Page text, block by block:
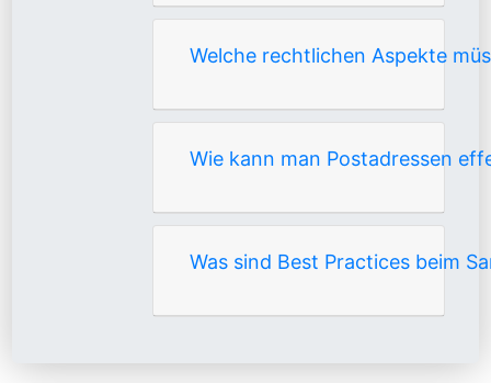
Welche rechtlichen Aspekte
Wie kann man Postadressen
Was sind Best Practices beim